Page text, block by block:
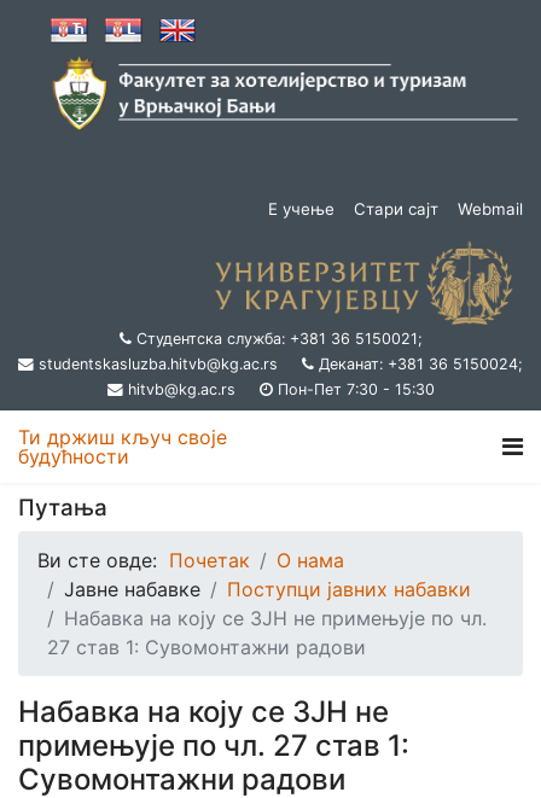
Е учење Стари сајт Webmail
Студентска служба: +381 36 5150021;
studentskasluzba.hitvb@kg.ac.rs
Деканат: +381 36 5150024;
hitvb@kg.ac.rs
Пон-Пет 7:30 - 15:30
Ти држиш кључ своје
будућности
Путања
Ви сте овде: Почетак
О нама
Јавне набавке
Поступци јавних набавки
Набавка на коју се ЗЈН не примењује по чл.
27 став 1: Сувомонтажни радови
Набавка на коју се ЗЈН не
примењује по чл. 27 став 1:
Сувомонтажни радови